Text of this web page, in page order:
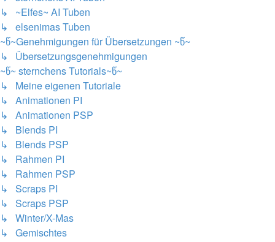
↳ ~Elfes~ AI Tuben
↳ elsenimas Tuben
~წ~Genehmigungen für Übersetzungen ~წ~
↳ Übersetzungsgenehmigungen
~წ~ sternchens Tutorials~წ~
↳ Meine eigenen Tutoriale
↳ Animationen PI
↳ Animationen PSP
↳ Blends PI
↳ Blends PSP
↳ Rahmen PI
↳ Rahmen PSP
↳ Scraps PI
↳ Scraps PSP
↳ Winter/X-Mas
↳ Gemischtes